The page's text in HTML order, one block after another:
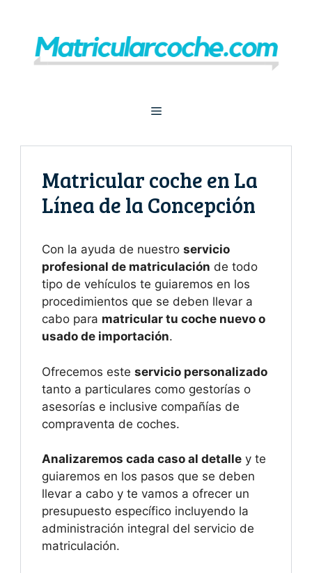
contenido
Menú
Matricular coche en La
Línea de la Concepción
Con la ayuda de nuestro servicio
profesional de matriculación de todo
tipo de vehículos te guiaremos en los
procedimientos que se deben llevar a
cabo para matricular tu coche nuevo o
usado de importación.
Ofrecemos este servicio personalizado
tanto a particulares como gestorías o
asesorías e inclusive compañías de
compraventa de coches.
Analizaremos cada caso al detalle y te
guiaremos en los pasos que se deben
llevar a cabo y te vamos a ofrecer un
presupuesto específico incluyendo la
administración integral del servicio de
matriculación.